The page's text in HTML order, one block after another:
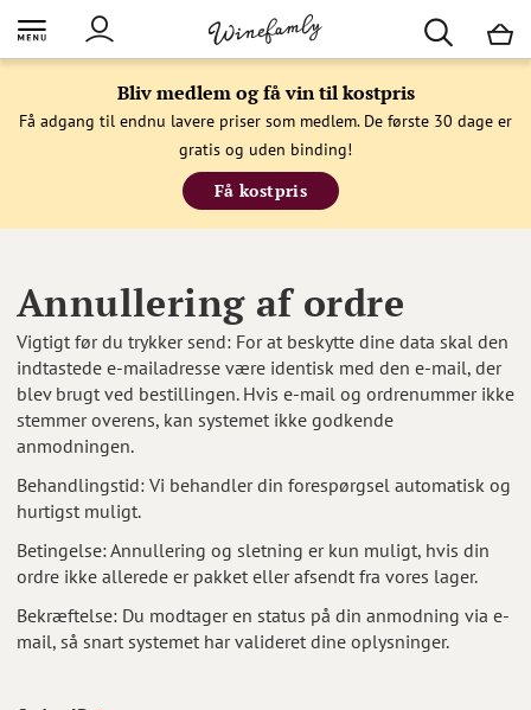
Bliv medlem og få vin til kostpris
Få adgang til endnu lavere priser som medlem. De første 30 dage er
gratis og uden binding!
Få kostpris
Annullering af ordre
Vigtigt før du trykker send: For at beskytte dine data skal den
indtastede e-mailadresse være identisk med den e-mail, der
blev brugt ved bestillingen. Hvis e-mail og ordrenummer ikke
stemmer overens, kan systemet ikke godkende
anmodningen.
Behandlingstid: Vi behandler din forespørgsel automatisk og
hurtigst muligt.
Betingelse: Annullering og sletning er kun muligt, hvis din
ordre ikke allerede er pakket eller afsendt fra vores lager.
Bekræftelse: Du modtager en status på din anmodning via e-
mail, så snart systemet har valideret dine oplysninger.